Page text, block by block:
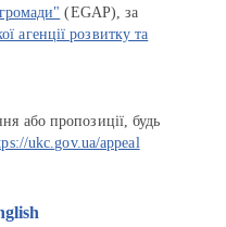
(EGAP), за
агенції розвитку та
або пропозиції, будь
ukc.gov.ua/appeal